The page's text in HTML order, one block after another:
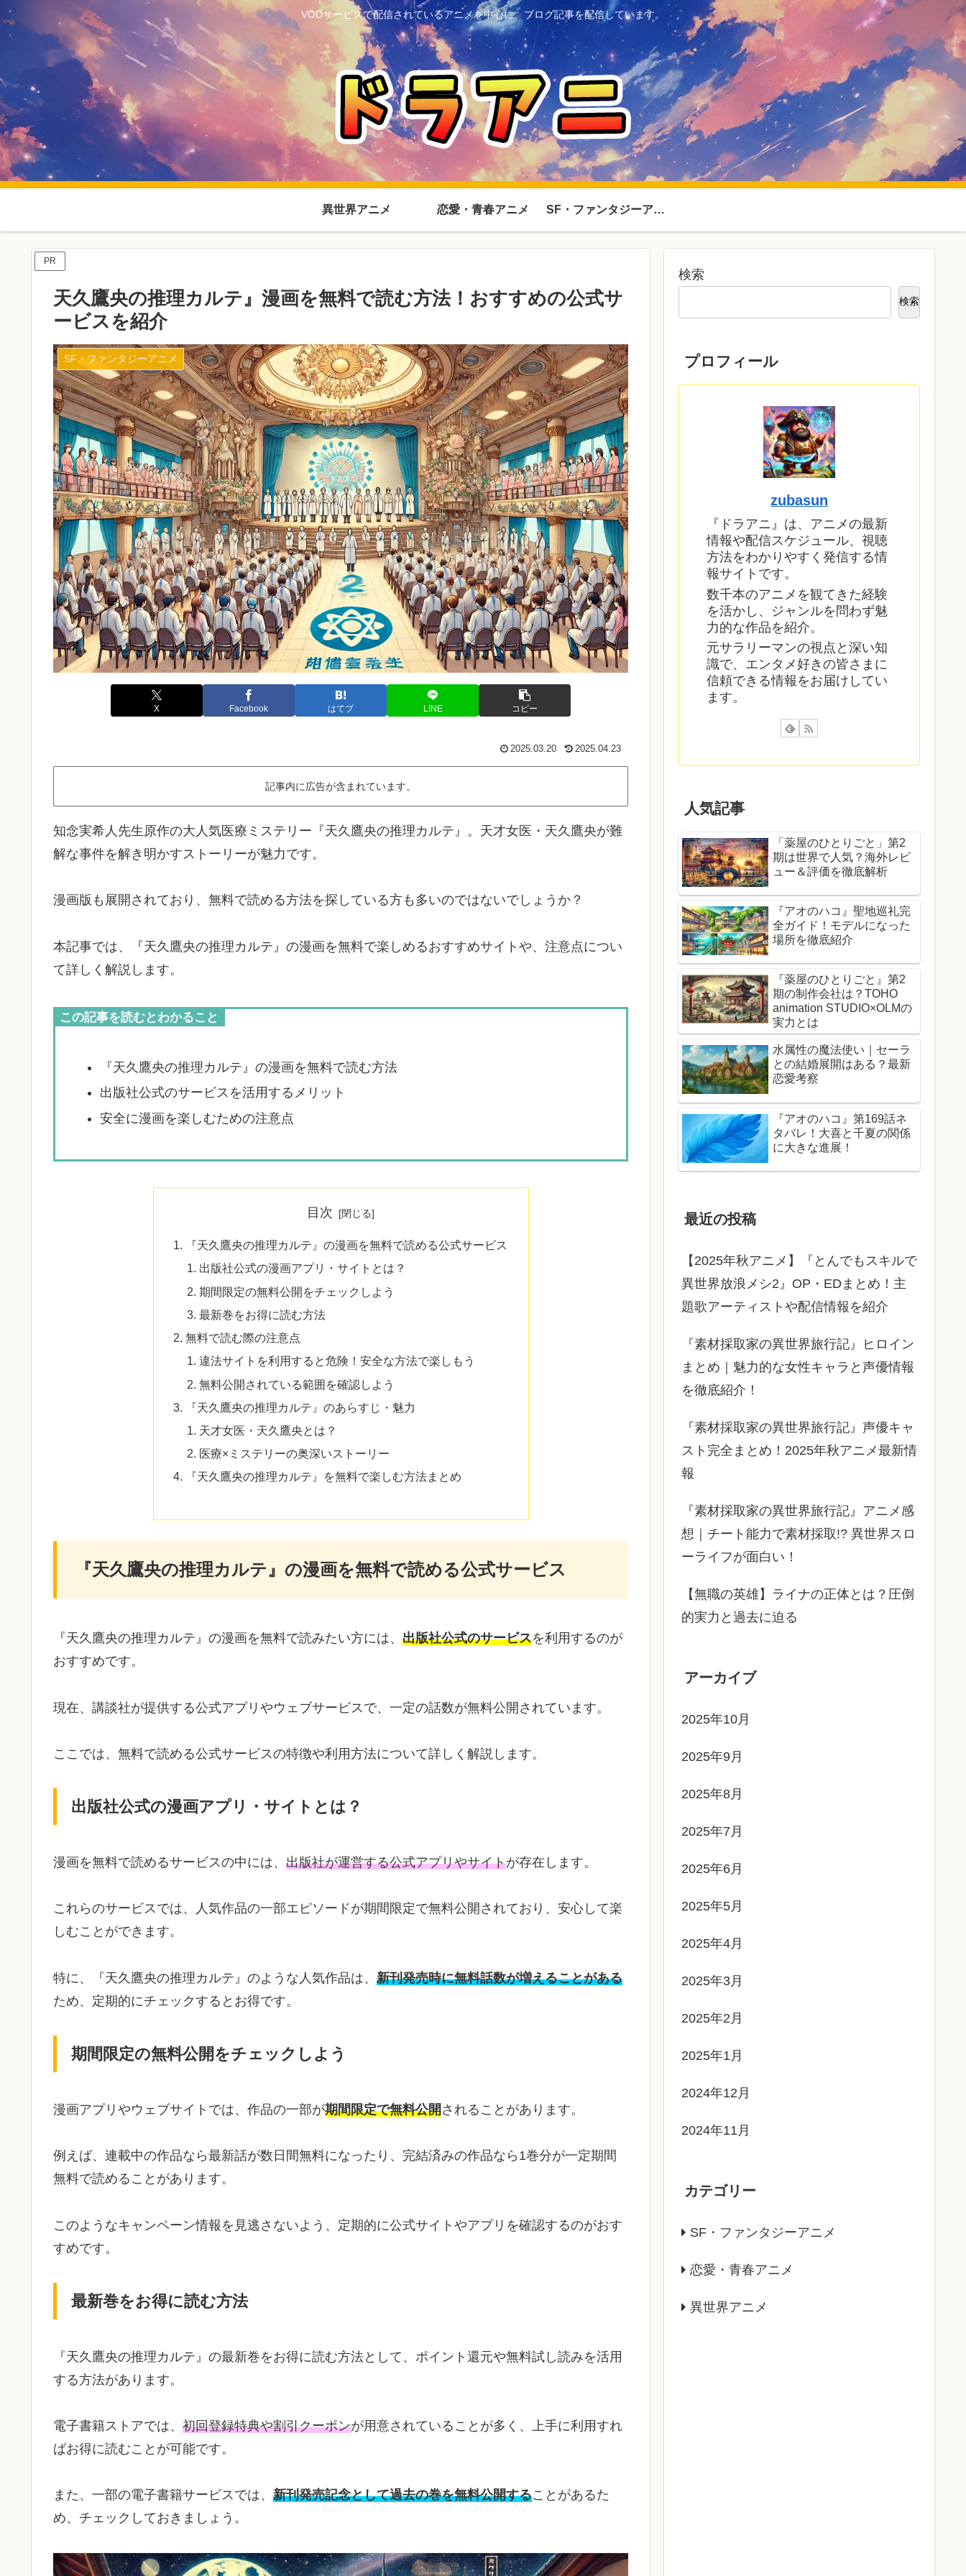
VODサービスで配信されているアニメを中心に、ブログ記事を配信しています。
異世界アニメ 恋愛・青春アニメ SF・ファンタジーアニメ
PR
天久鷹央の推理カルテ』漫画を無料で読む方法！おすすめの公式サ
ービスを紹介
SF・ファンタジーアニメ
X Facebook はてブ LINE コピー
2025.03.20 2025.04.23
記事内に広告が含まれています。
知念実希人先生原作の大人気医療ミステリー『天久鷹央の推理カルテ』。天才女医・天久鷹央が難
解な事件を解き明かすストーリーが魅力です。
漫画版も展開されており、無料で読める方法を探している方も多いのではないでしょうか？
本記事では、『天久鷹央の推理カルテ』の漫画を無料で楽しめるおすすめサイトや、注意点につい
て詳しく解説します。
この記事を読むとわかること
『天久鷹央の推理カルテ』の漫画を無料で読む方法
出版社公式のサービスを活用するメリット
安全に漫画を楽しむための注意点
目次
『天久鷹央の推理カルテ』の漫画を無料で読める公式サービス
出版社公式の漫画アプリ・サイトとは？
期間限定の無料公開をチェックしよう
最新巻をお得に読む方法
無料で読む際の注意点
違法サイトを利用すると危険！安全な方法で楽しもう
無料公開されている範囲を確認しよう
『天久鷹央の推理カルテ』のあらすじ・魅力
天才女医・天久鷹央とは？
医療×ミステリーの奥深いストーリー
『天久鷹央の推理カルテ』を無料で楽しむ方法まとめ
『天久鷹央の推理カルテ』の漫画を無料で読める公式サービス
『天久鷹央の推理カルテ』の漫画を無料で読みたい方には、 出版社公式のサービスを利用するのが
おすすめです。
現在、講談社が提供する公式アプリやウェブサービスで、一定の話数が無料公開されています。
ここでは、無料で読める公式サービスの特徴や利用方法について詳しく解説します。
出版社公式の漫画アプリ・サイトとは？
漫画を無料で読めるサービスの中には、 出版社が運営する公式アプリやサイトが存在します。
これらのサービスでは、人気作品の一部エピソードが期間限定で無料公開されており、安心して楽
しむことができます。
特に、『天久鷹央の推理カルテ』のような人気作品は、 新刊発売時に無料話数が増えることがある
ため、定期的にチェックするとお得です。
期間限定の無料公開をチェックしよう
漫画アプリやウェブサイトでは、作品の一部が期間限定で無料公開されることがあります。
例えば、連載中の作品なら最新話が数日間無料になったり、完結済みの作品なら1巻分が一定期間
無料で読めることがあります。
このようなキャンペーン情報を見逃さないよう、定期的に公式サイトやアプリを確認するのがおす
すめです。
最新巻をお得に読む方法
『天久鷹央の推理カルテ』の最新巻をお得に読む方法として、ポイント還元や無料試し読みを活用
する方法があります。
電子書籍ストアでは、 初回登録特典や割引クーポンが用意されていることが多く、上手に利用すれ
ばお得に読むことが可能です。
また、一部の電子書籍サービスでは、 新刊発売記念として過去の巻を無料公開することがあるた
め、チェックしておきましょう。
検索
検索
プロフィール
zubasun
『ドラアニ』は、アニメの最新
情報や配信スケジュール、視聴
方法をわかりやすく発信する情
報サイトです。
数千本のアニメを観てきた経験
を活かし、ジャンルを問わず魅
力的な作品を紹介。
元サラリーマンの視点と深い知
識で、エンタメ好きの皆さまに
信頼できる情報をお届けしてい
ます。
人気記事
「薬屋のひとりごと」第2
期は世界で人気？海外レビ
ュー＆評価を徹底解析
『アオのハコ』聖地巡礼完
全ガイド！モデルになった
場所を徹底紹介
『薬屋のひとりごと』第2
期の制作会社は？TOHO
animation STUDIO×OLMの
実力とは
水属性の魔法使い｜セーラ
との結婚展開はある？最新
恋愛考察
『アオのハコ』第169話ネ
タバレ！大喜と千夏の関係
に大きな進展！
最近の投稿
【2025年秋アニメ】『とんでもスキルで
異世界放浪メシ2』OP・EDまとめ！主
題歌アーティストや配信情報を紹介
『素材採取家の異世界旅行記』ヒロイン
まとめ｜魅力的な女性キャラと声優情報
を徹底紹介！
『素材採取家の異世界旅行記』声優キャ
スト完全まとめ！2025年秋アニメ最新情
報
『素材採取家の異世界旅行記』アニメ感
想｜チート能力で素材採取!? 異世界スロ
ーライフが面白い！
【無職の英雄】ライナの正体とは？圧倒
的実力と過去に迫る
アーカイブ
2025年10月
2025年9月
2025年8月
2025年7月
2025年6月
2025年5月
2025年4月
2025年3月
2025年2月
2025年1月
2024年12月
2024年11月
カテゴリー
SF・ファンタジーアニメ
恋愛・青春アニメ
異世界アニメ